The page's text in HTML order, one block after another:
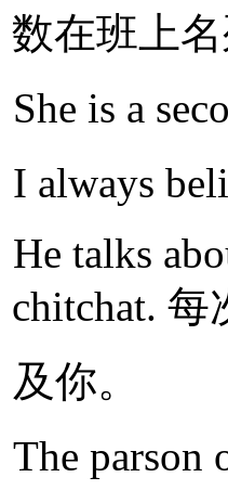
数在班上名
She is a
I always
He talks
chitchat.
及你。
The parson